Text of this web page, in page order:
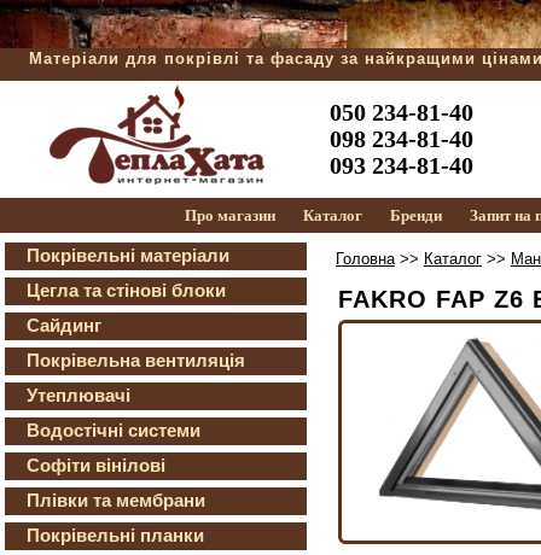
Матеріали для покрівлі та фасаду за найкращими
050 234-81-40
098 234-81-40
093 234-81-40
Про магазин Каталог Бренди Запит на
Покрівельні матеріали
Цегла та стінові блоки
Сайдинг
Покрівельна вентиляція
Утеплювачі
Водостічні системи
Софіти вінілові
Плівки та мембрани
Покрівельні планки
Головна>> Каталог >>
FAKRO FAP Z6